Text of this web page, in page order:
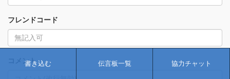
フレンドコード
コメント書き込む 伝言板一覧 協力チャット